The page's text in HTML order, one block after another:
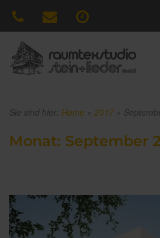
Sie sind hier: Home » 2017»
Monat: September